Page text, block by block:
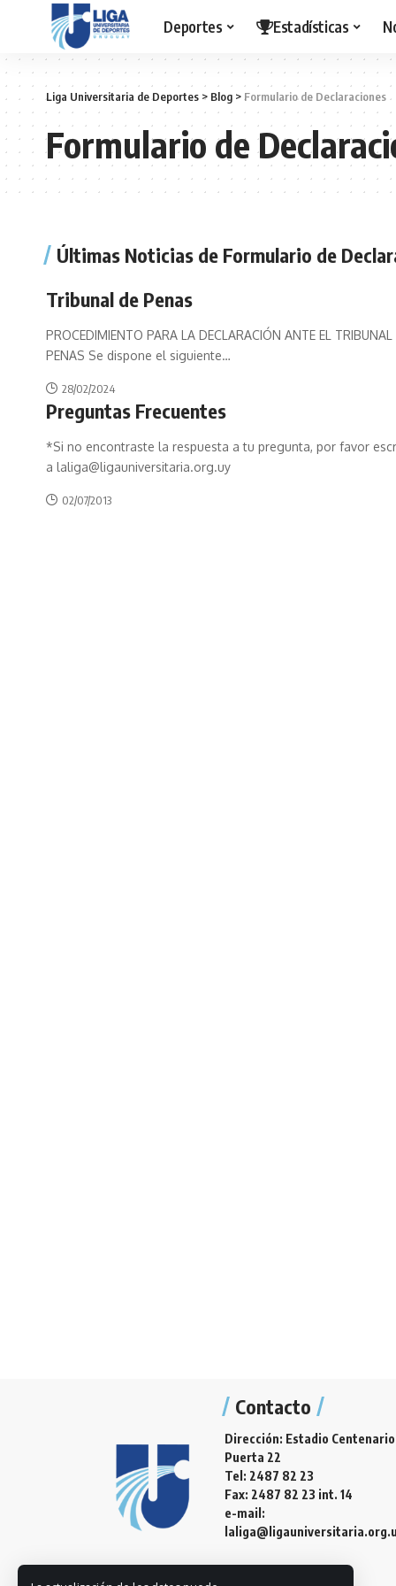
Deportes Estadísticas
Liga Universitaria de Deportes > Blog >Formulario de Declaraciones
Formulario de
Últimas Noticias de Formulario de
Tribunal de Penas
PROCEDIMIENTO PARA LA DECLARACIÓN ANTE EL TRIBUNAL
PENAS Se dispone el siguiente…
28/02/2024
Preguntas Frecuentes
*Si no encontraste la respuesta a tu pregunta, por favor
a laliga@ligauniversitaria.org.uy
02/07/2013
Contacto
Dirección: Estadio Centenario
Puerta 22
Tel: 2487 82 23
Fax: 2487 82 23 int. 14
e-mail: